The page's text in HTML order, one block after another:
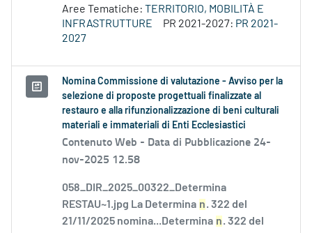
Aree Tematiche: TERRITORIO, MOBILITÀ E
INFRASTRUTTURE
PR 2021-2027: PR 2021-
2027
Nomina Commissione di valutazione - Avviso per la
selezione di proposte progettuali finalizzate al
restauro e alla rifunzionalizzazione di beni culturali
materiali e immateriali di Enti Ecclesiastici
Contenuto Web - Data di Pubblicazione 24-
nov-2025 12.58
058_DIR_2025_00322_Determina
RESTAU~1.jpg La Determina n. 322 del
21/11/2025 nomina...Determina n. 322 del